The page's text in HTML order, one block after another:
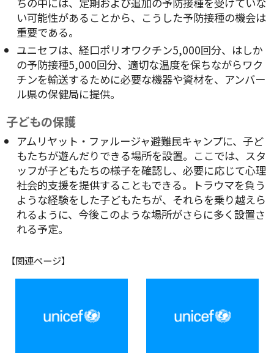
い可能性があることから、こうした予防接種の機会は
重要である。
ユニセフは、経口ポリオワクチン5,000回分、はしか
の予防接種5,000回分、適切な温度を保ちながらワク
チンを輸送するために必要な機器や資材を、アンバー
ル県の保健局に提供。
子どもの保護
アムリヤット・ファルージャ避難民キャンプに、子ど
もたちが遊んだりできる場所を設置。ここでは、スタ
ッフが子どもたちの様子を確認し、必要に応じて心理
社会的支援を提供することもできる。トラウマを負う
ような経験をした子どもたちが、それらを乗り越えら
れるように、今後このような場所がさらに多く設置さ
れる予定。
【関連ページ】